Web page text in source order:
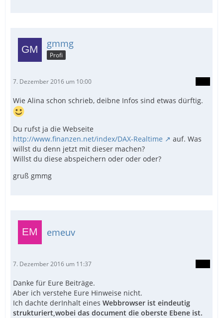
gmmg
Profi
7. Dezember 2016 um 10:00
Wie Alina schon schrieb, deibne Infos sind etwas dürftig.
Du rufst ja die Webseite
http://www.finanzen.net/index/DAX-Realtime
auf. Was
willst du denn jetzt mit dieser machen?
Willst du diese abspeichern oder oder oder?
gruß gmmg
emeuv
7. Dezember 2016 um 11:37
Danke für Eure Beiträge.
Aber ich verstehe Eure Hinweise nicht.
Ich dachte derInhalt eines Webbrowser ist eindeutig
strukturiert,wobei das document die oberste Ebene ist.